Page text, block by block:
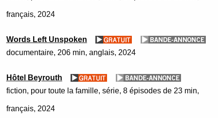
français 2024
Words Left Unspoken
documentaire 206 min anglais 2024
Hôtel Beyrouth
fiction pour toute la famille série 8 épisodes de 23 min
français 2024